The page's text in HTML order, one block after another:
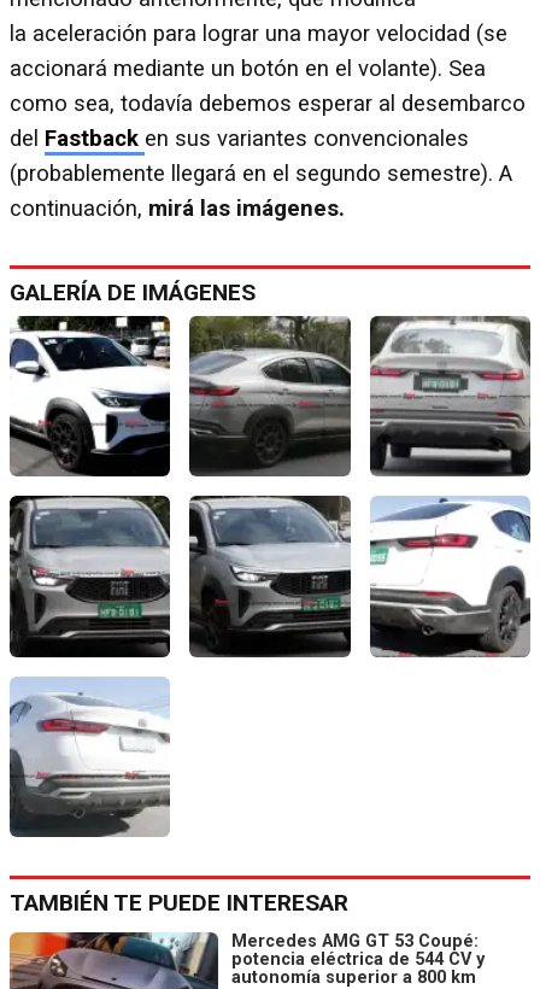
la aceleración para lograr una mayor velocidad (se
accionará mediante un botón en el volante). Sea
como sea, todavía debemos esperar al desembarco
del Fastback en sus variantes convencionales
(probablemente llegará en el segundo semestre). A
continuación, mirá las imágenes.
GALERÍA DE IMÁGENES
TAMBIÉN TE PUEDE INTERESAR
Mercedes AMG GT 53 Coupé:
potencia eléctrica de 544 CV y
autonomía superior a 800 km